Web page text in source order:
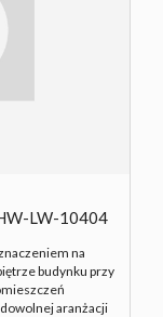
LW-10404
na
budynku przy
aranżacji